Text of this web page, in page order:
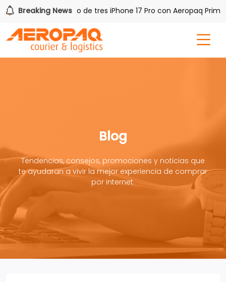
Breaking News
Gana uno de tres iPhone 17 Pro con Aeropaq Prime
Blog
Tendencias, consejos, promociones y noticias que
te ayudaran a vivir la mejor experiencia de comprar
por internet.